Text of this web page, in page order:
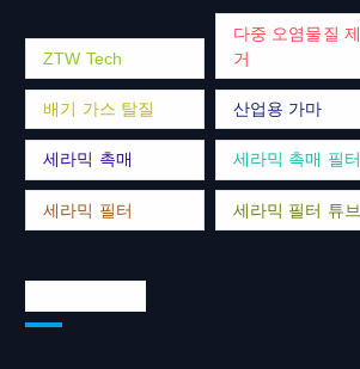
ZTW Tech
다중 오염물질 제
거
배기 가스 탈질 산업용 가마
세라믹 촉매 세라믹 촉매 필터
세라믹 필터 세라믹 필터 튜브